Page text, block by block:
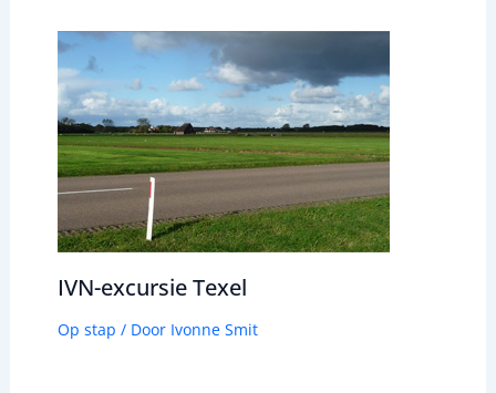
IVN-excursie Texel
Op stap / Door Ivonne Smit